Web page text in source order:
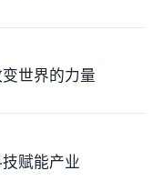
世界的力量
赋能产业